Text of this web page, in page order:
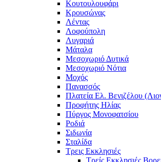
Κουτουλουφάρι
Κρουσώνας
Λέντας
Λοφούπολη
Λυγαριά
Μάταλα
Μεσοχωριό Δυτικά
Μεσοχωριό Νότια
Μοχός
Πανασσός
Πλατεία Ελ. Βενιζέλου
Προφήτης Ηλίας
Πύργος Μονοφατσίου
Ροδιά
Σιδωνία
Σταλίδα
Τρεις Εκκλησιές
Τρείς Εκκλησιές